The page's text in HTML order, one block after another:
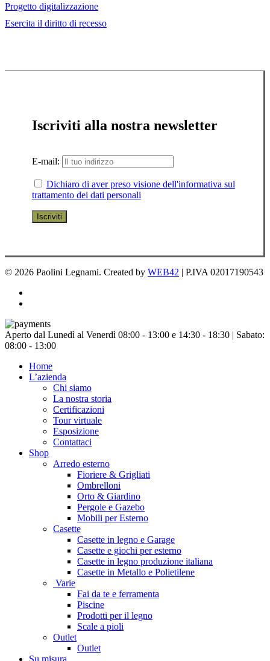
Progetto digitalizzazione
Esercita il diritto di recesso
Iscriviti alla nostra newsletter
E-mail:
Dichiaro di aver preso visione dell'informativa sul
trattamento dei dati personali
© 2026 Paolini Legnami. Created by WEB42 | P.IVA 02017190543
Chiudi
menu
Aperto dal Lunedì al Venerdì 08:00 - 13:00 e 14:30 - 18:30 | Sabato:
08:00 - 13:00
Home
L’azienda
Chi siamo
La nostra storia
Certificazioni
Tour virtuale
Esposizione
Contattaci
Shop
Arredo esterno
Fioriere & Grigliati
Ombrelloni
Orto & Giardino
Pergole e Gazebo
Mobili per Esterno
Casette
Casette in legno e Garage
Casette e giochi per esterno
Casette in legno produzione italiana
Casette in Metallo e Polietilene
Varie
Fai da te e ferramenta
Piscine
Prodotti per il legno
Scale a pioli
Outlet
Outlet